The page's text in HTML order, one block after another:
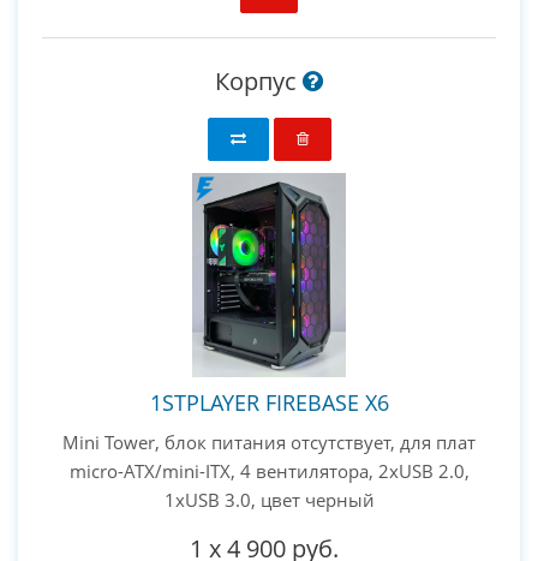
Корпус
1STPLAYER FIREBASE X6
Mini Tower, блок питания отсутствует, для плат
micro-ATX/mini-ITX, 4 вентилятора, 2xUSB 2.0,
1xUSB 3.0, цвет черный
1 x4 900 руб.